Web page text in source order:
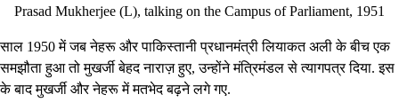
Prasad Mukherjee (L), talking on the Campus of Parliament, 1951
साल 1950 में जब नेहरू और पाकिस्तानी प्रधानमंत्री लियाकत अली के बीच एक
समझौता हुआ तो मुखर्जी बेहद नाराज़ हुए, उन्होंने मंत्रिमंडल से त्यागपत्र दिया. इस
के बाद मुखर्जी और नेहरू में मतभेद बढ़ने लगे गए.